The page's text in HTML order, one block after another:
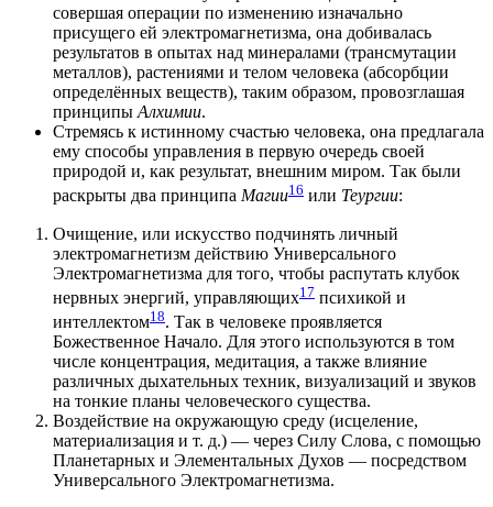
совершая операции по изменению изначально
присущего ей электромагнетизма, она добивалась
результатов в опытах над минералами (трансмутации
металлов), растениями и телом человека (абсорбции
определённых веществ), таким образом, провозглашая
принципы Алхимии.
Cтремясь к истинному счастью человека, она предлагала
ему способы управления в первую очередь своей
природой и, как результат, внешним миром. Так были
раскрыты два принципа Магии16 или Теургии:
Очищение, или искусство подчинять личный
электромагнетизм действию Универсального
Электромагнетизма для того, чтобы распутать клубок
нервных энергий, управляющих17 психикой и
интеллектом18. Так в человеке проявляется
Божественное Начало. Для этого используются в том
числе концентрация, медитация, а также влияние
различных дыхательных техник, визуализаций и звуков
на тонкие планы человеческого существа.
Воздействие на окружающую среду (исцеление,
материализация и т. д.) — через Силу Слова, с помощью
Планетарных и Элементальных Духов — посредством
Универсального Электромагнетизма.